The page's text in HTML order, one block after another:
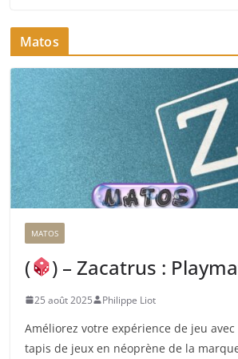
Matos
MATOS
( ) – Zacatrus :
25 août 2025 Philippe Liot
Améliorez votre expérience de jeu avec
tapis de jeux en néoprène de la